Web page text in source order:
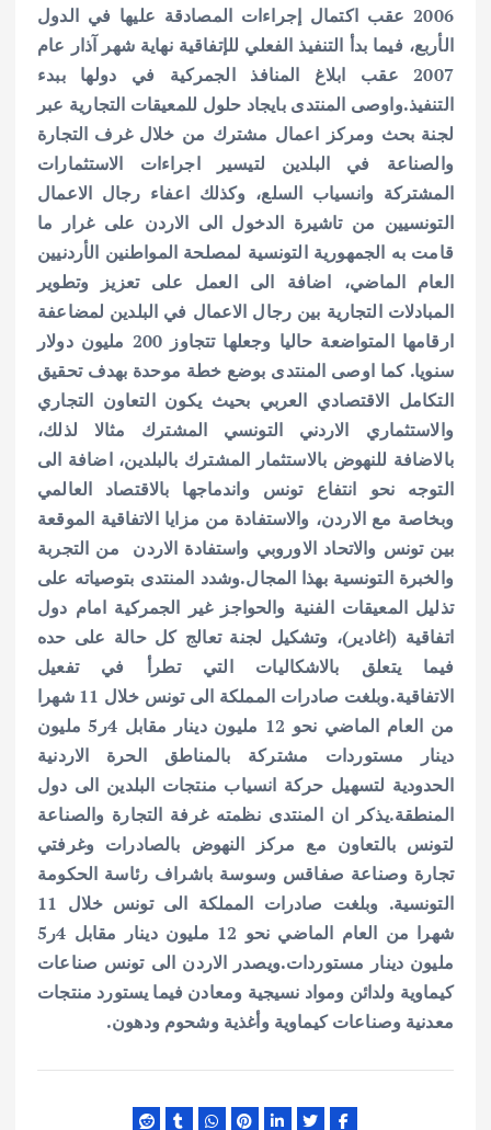
2006 عقب اكتمال إجراءات المصادقة عليها في الدول
الأربع، فيما بدأ التنفيذ الفعلي للإتفاقية نهاية شهر آذار عام
2007 عقب ابلاغ المنافذ الجمركية في دولها ببدء
التنفيذ.واوصى المنتدى بايجاد حلول للمعيقات التجارية عبر
لجنة بحث ومركز اعمال مشترك من خلال غرف التجارة
والصناعة في البلدين لتيسير اجراءات الاستثمارات
المشتركة وانسياب السلع، وكذلك اعفاء رجال الاعمال
التونسيين من تاشيرة الدخول الى الاردن على غرار ما
قامت به الجمهورية التونسية لمصلحة المواطنين الأردنيين
العام الماضي، اضافة الى العمل على تعزيز وتطوير
المبادلات التجارية بين رجال الاعمال في البلدين لمضاعفة
ارقامها المتواضعة حاليا وجعلها تتجاوز 200 مليون دولار
سنويا.كما اوصى المنتدى بوضع خطة موحدة بهدف تحقيق
التكامل الاقتصادي العربي بحيث يكون التعاون التجاري
والاستثماري الاردني التونسي المشترك مثالا لذلك،
بالاضافة للنهوض بالاستثمار المشترك بالبلدين، اضافة الى
التوجه نحو انتفاع تونس واندماجها بالاقتصاد العالمي
وبخاصة مع الاردن، والاستفادة من مزايا الاتفاقية الموقعة
بين تونس والاتحاد الاوروبي واستفادة الاردن من التجربة
والخبرة التونسية بهذا المجال.وشدد المنتدى بتوصياته على
تذليل المعيقات الفنية والحواجز غير الجمركية امام دول
اتفاقية (اغادير)، وتشكيل لجنة تعالج كل حالة على حده
فيما يتعلق بالاشكاليات التي تطرأ في تفعيل
الاتفاقية.
وبلغت صادرات المملكة الى تونس خلال 11 شهرا
من العام الماضي نحو 12 مليون دينار مقابل 4ر5 مليون
دينار مستوردات مشتركة بالمناطق الحرة الاردنية
الحدودية لتسهيل حركة انسياب منتجات البلدين الى دول
المنطقة.يذكر ان المنتدى نظمته غرفة التجارة والصناعة
لتونس بالتعاون مع مركز النهوض بالصادرات وغرفتي
تجارة وصناعة صفاقس وسوسة باشراف رئاسة الحكومة
التونسية.
وبلغت صادرات المملكة الى تونس خلال 11
شهرا من العام الماضي نحو 12 مليون دينار مقابل 4ر5
مليون دينار مستوردات.ويصدر الاردن الى تونس صناعات
كيماوية ولدائن ومواد نسيجية ومعادن فيما يستورد منتجات
معدنية وصناعات كيماوية وأغذية وشحوم ودهون.